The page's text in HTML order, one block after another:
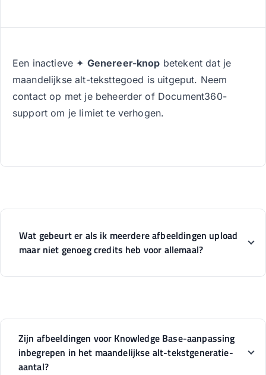
Een inactieve ✦ Genereer-knop betekent dat je
maandelijkse alt-teksttegoed is uitgeput. Neem
contact op met je beheerder of Document360-
support om je limiet te verhogen.
Wat gebeurt er als ik meerdere afbeeldingen upload
maar niet genoeg credits heb voor allemaal?
Zijn afbeeldingen voor Knowledge Base-aanpassing
inbegrepen in het maandelijkse alt-tekstgeneratie-
aantal?